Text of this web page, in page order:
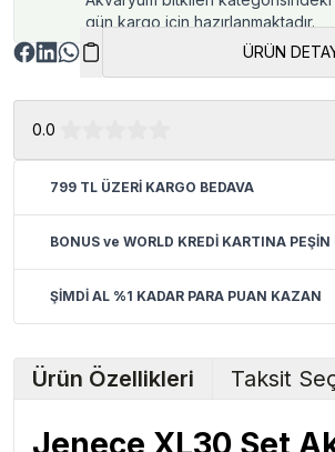
gün kargo için hazırlanmaktadır.
ÜRÜN
0.0
799 TL ÜZERİ KARGO BEDAVA
BONUS ve WORLD KREDİ KARTINA
ŞİMDİ AL %1 KADAR PARA PUAN KAZAN
Ürün Özellikleri Taksit
Jenece XL30 Set